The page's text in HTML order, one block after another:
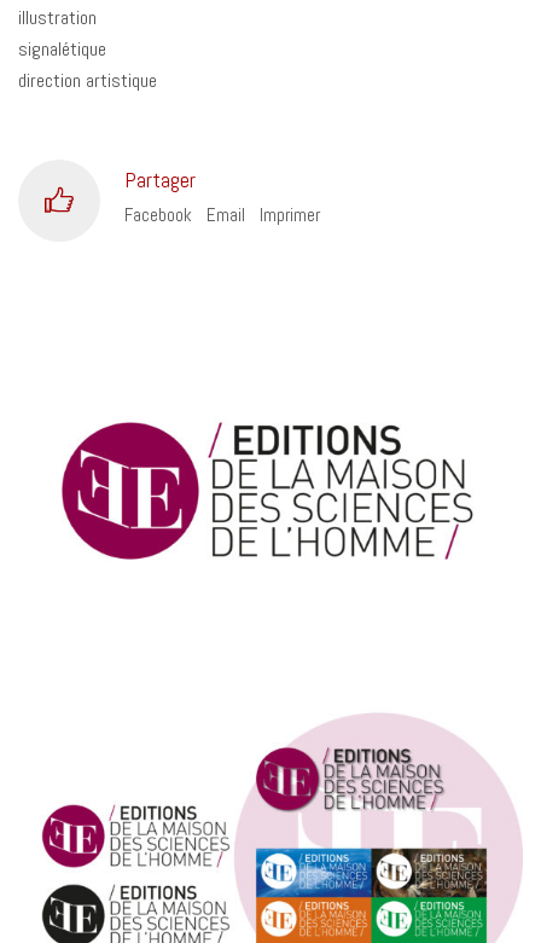
illustration
signalétique
direction artistique
Partager
Facebook Email Imprimer